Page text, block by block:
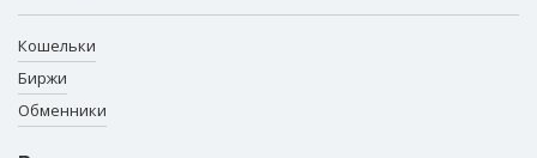
Кошельки
Биржи
Обменники